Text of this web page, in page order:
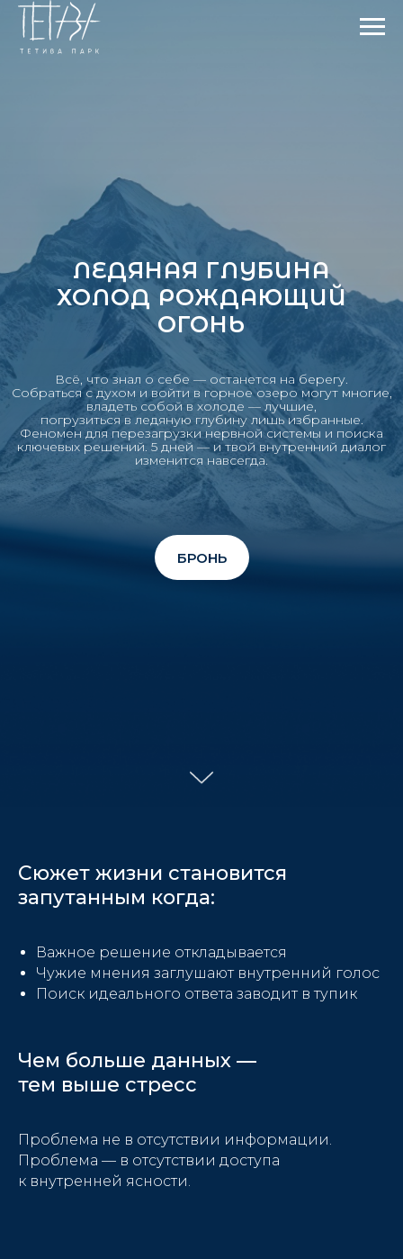
ЛЕДЯНАЯ ГЛУБИНА
ХОЛОД РОЖДАЮЩИЙ
ОГОНЬ
Всё, что знал о себе — останется на берегу.
Собраться с духом и войти в горное озеро могут многие,
владеть собой в холоде — лучшие,
погрузиться в ледяную глубину лишь избранные.
Феномен для перезагрузки нервной системы и поиска
ключевых решений. 5 дней — и твой внутренний диалог
изменится навсегда.
БРОНЬ
Сюжет жизни становится
запутанным когда:
Важное решение откладывается
Чужие мнения заглушают внутренний голос
Поиск идеального ответа заводит в тупик
Чем больше данных —
тем выше стресс
Проблема не в отсутствии информации.
Проблема — в отсутствии доступа
к внутренней ясности.